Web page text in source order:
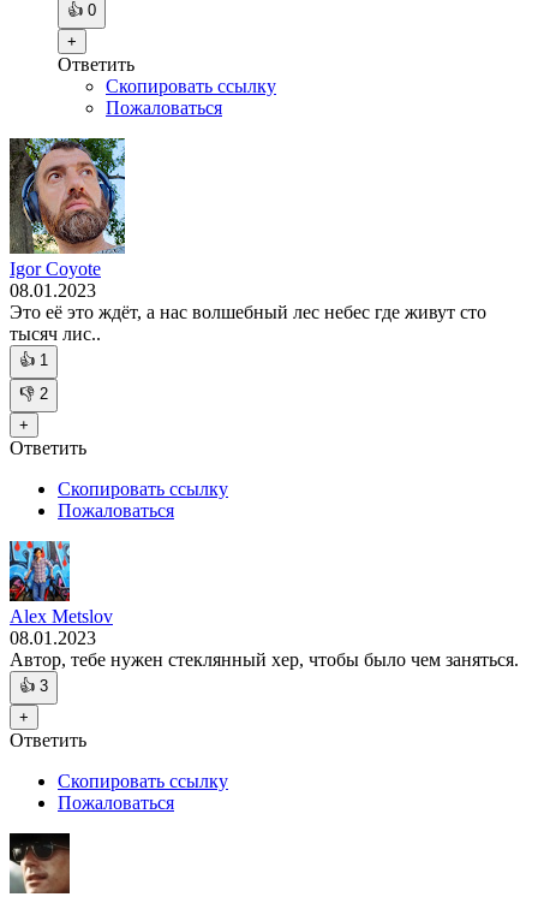
👍 0
+
Ответить
Скопировать ссылку
Пожаловаться
Igor Coyote
08.01.2023
Это её это ждёт, а нас волшебный лес небес где живут сто
тысяч лис..
👍 1
👎 2
+
Ответить
Скопировать ссылку
Пожаловаться
Alex Metslov
08.01.2023
Автор, тебе нужен стеклянный хер, чтобы было чем заняться.
👍 3
+
Ответить
Скопировать ссылку
Пожаловаться